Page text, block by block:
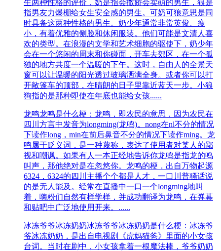
生两种性格的评价，奶是指会撒娇会卖萌的男生，狼是
指男友力爆棚给女生安全感的男生。可奶可狼意思是同
时具备这两种性格的男生。奶少年通常非常英俊、瘦
小，有着优雅的侧脸和休闲服装。他们可能是文清人喜
欢的类型。在浪漫的文学和艺术细胞的驱使下，奶少年
会在一个悠闲的周末和你碰面，开车去郊区，在一个孤
独的地方共度一个温暖的下午。这时，自由人的全景天
窗可以让温暖的阳光透过玻璃洒满全身。或者你可以打
开敞篷车的顶部，在晴朗的日子里靠近蓝天一步。小狼
狗指的是那种即使在年底也能给女孩......
龙鸣龙鸣是什么梗：龙鸣，即农民的意思，因为农民在
四川方言中发音为longming(龙鸣)。nong在nl不分的情况
下读作long，min在前后鼻音不分的情况下读作ming。龙
鸣属于贬义词，是一种蔑称，表达了使用者对某人的鄙
视和嘲讽。​如果有人一本正经地告诉你龙鸣是指龙的鸣
叫声，那他绝对是在忽悠你。龙鸣的梗，出自万物起源
6324，6324的四川主播个个都是人才，一口川普骚话说
的是无人能及。经常在直播中一口一个longming地叫
着，嗨粉们自然有样学样，并成功翻译为龙鸣，在弹幕
和贴吧中广泛地使用开来。......
冰冻爷爷冰冻奶奶冰冻爷爷冰冻奶奶是什么梗：冰冻爷
爷冰冻奶奶，是出自电视剧《虎妈猫爸》里面的小女孩
台词。当时在剧中，小女孩拿着一根魔法棒，爷爷奶奶